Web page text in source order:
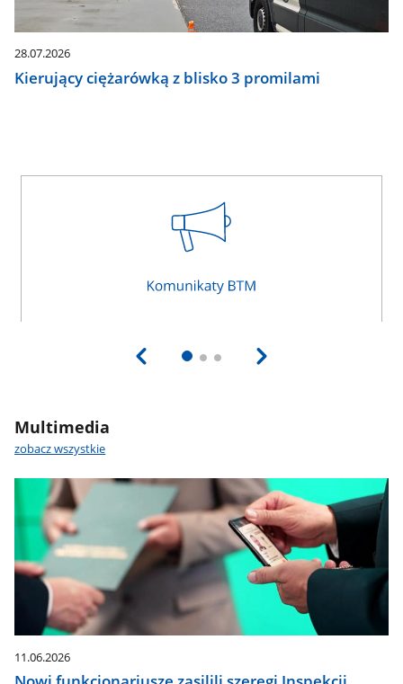
28.07.2026
Kierujący ciężarówką z blisko 3 promilami
Multimedia
zobacz wszystkie
11.06.2026